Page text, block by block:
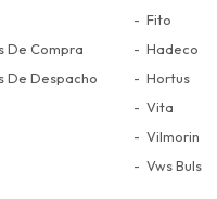
De Compra
De Despacho
Fito
Hadeco
Hortus
Vita
Vilmorin
Vws Buls